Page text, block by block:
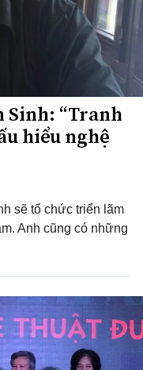
Sinh: “Tranh
hiểu nghệ
sẽ tổ chức triển lãm
Anh cũng có những